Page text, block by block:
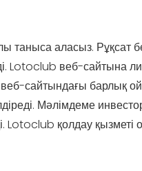
таныса аласыз. Рұқсат
веб-сайтына
сайтындағы барлық
Мәлімдеме
қолдау қызметі